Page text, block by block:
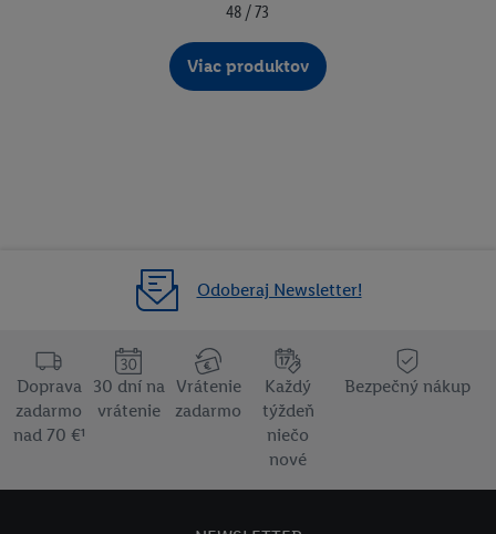
48 / 73
Viac produktov
Odoberaj Newsletter!
Doprava
zadarmo
nad 70 €¹
30 dní na
vrátenie
Vrátenie
zadarmo
Každý
týždeň
niečo
nové
Bezpečný nákup